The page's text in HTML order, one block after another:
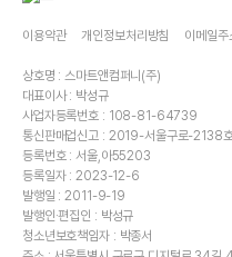
이용약관 개인정보처리방침 이메일
상호명 : 스마트앤컴퍼니(주)
대표이사 : 박성규
사업자등록번호 : 108-81-64739
통신판매업신고 : 2019-서울구로-2138
등록번호 : 서울,아55203
등록일자 : 2023-12-6
발행일 : 2011-9-19
발행인·편집인 : 박성규
청소년보호책임자 : 박종서